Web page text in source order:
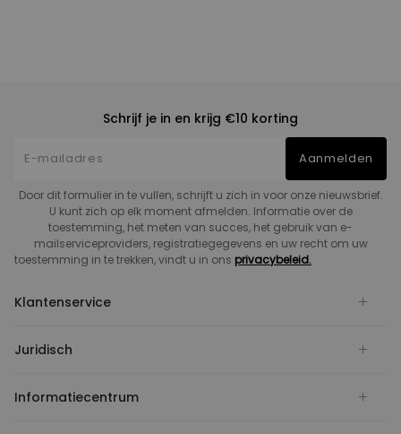
Schrijf je in en krijg €10 korting
Aanmelden
Door dit formulier in te vullen, schrijft u zich in voor onze nieuwsbrief.
U kunt zich op elk moment afmelden. Informatie over de
toestemming, het meten van succes, het gebruik van e-
mailserviceproviders, registratiegegevens en uw recht om uw
toestemming in te trekken, vindt u in ons privacybeleid.
Klantenservice
Juridisch
Informatiecentrum